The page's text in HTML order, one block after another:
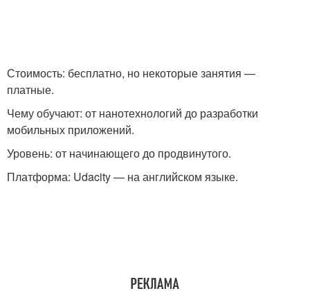
Стоимость: бесплатно, но некоторые занятия —
платные.
Чему обучают: от нанотехнологий до разработки
мобильных приложений.
Уровень: от начинающего до продвинутого.
Платформа: Udacity — на английском языке.